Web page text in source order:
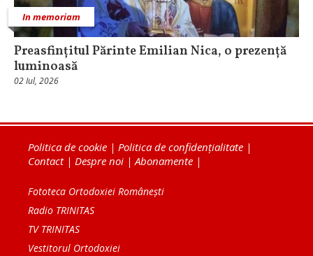
In memoriam
Preasfințitul Părinte Emilian Nica, o prezență
luminoasă
02 Iul, 2026
Politica de cookie | Politica de confidențialitate |
Contact| Despre noi | Abonamente |
Fototeca Ortodoxiei Românești
Radio TRINITAS
TV TRINITAS
Vestitorul Ortodoxiei